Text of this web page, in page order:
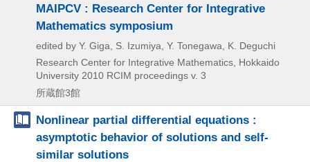
MAIPCV : Research Center for Integrative
Mathematics symposium
edited by Y. Giga, S. Izumiya, Y. Tonegawa, K. Deguchi
Research Center for Integrative Mathematics, Hokkaido
University 2010 RCIM proceedings v. 3
所蔵館3館
Nonlinear partial differential equations :
asymptotic behavior of solutions and self-
similar solutions